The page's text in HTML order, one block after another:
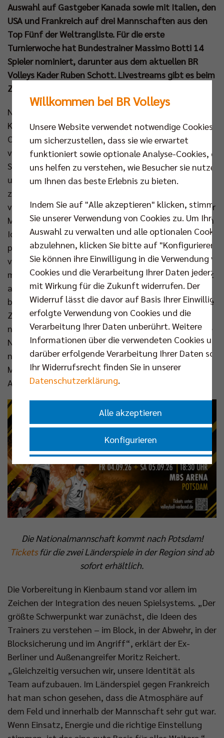
Auswahl auf Gastgeber Kanada sowie mit Italien, den
USA und Frankreich auf drei Mannschaften aus den
Top Fünf der Weltrangliste. Für die erste
Turnierwoche hat Bundestrainer Massimo Botti 14
Spieler nominiert, darunter aus dem aktuellen BR
Volleys Kader Ruben Schott. Livestreams gibt es beim
ZDF und bei volleyballworld.tv.
Nach mehreren intensiven Vorbereitungswochen in
Kienbaum und dem erfolgreichen Test gegen
Olympiasieger Frankreich reist die Mannschaft mit
viel Motivation und Zuversicht nach Nordamerika.
Seit Mitte Mai arbeiten die DVV-Männer erstmals
unter der Leitung von Bundestrainer Massimo Botti
zusammen. Für den Italiener standen in den
vergangenen Wochen vor allem das Kennenlernen der
Mannschaft und die Entwicklung einer gemeinsamen
Identität im Fokus. „Mein erster Eindruck ist sehr
positiv. Die Spieler arbeiten gerne zusammen und
verbringen auch außerhalb des Feldes gerne Zeit
miteinander. Das ist die Grundlage, um eine Identität
als Team zu entwickeln“, sagt Botti. Gleichzeitig
betont der neue Bundestrainer, dass die gemeinsame
Zeit bislang noch begrenzt gewesen sei: „Wir hatten
nicht viel Zeit zur Vorbereitung, aber das gilt für alle
Nationalteams. Deshalb wollen wir die ersten Spiele
nutzen, um unser Niveau mit den besten
Mannschaften der Welt zu vergleichen und den
Abstand Schritt für Schritt zu verkleinern.“
Die Nationalmannschaft kommt nach Potsdam!
Tickets für die zwei Länderspiele in der Region sind ab
sofort erhältlich.
Die Vorbereitung in Kienbaum stand vor allem im
Zeichen der Integration des neuen Spielsystems. „Der
größte Schwerpunkt war zunächst, die Ideen des
Trainers zu verstehen – im Block, in der Abwehr, in der
Blocksicherung und im Angriff“, erklärt der Ex-
Berliner und Außenangreifer Moritz Reichert.
„Gleichzeitig versuchen wir, unsere Identität als
Team aufzubauen. Im Länderspiel gegen Frankreich
hat man schon gesehen, dass die Atmosphäre auf
dem Feld und innerhalb der Mannschaft sehr gut war.
Wenn Einsatz, Energie und die richtige Einstellung
Willkommen bei BR Volleys
Unsere Website verwendet notwendige Cookies,
um sicherzustellen, dass sie wie erwartet
funktioniert sowie optionale Analyse-Cookies, die
uns helfen zu verstehen, wie Besucher sie nutzen,
um Ihnen das beste Erlebnis zu bieten.
Indem Sie auf "Alle akzeptieren" klicken, stimmen
Sie unserer Verwendung von Cookies zu. Um Ihre
Auswahl zu verwalten und alle optionalen Cookies
abzulehnen, klicken Sie bitte auf "Konfigurieren".
Sie können ihre Einwilligung in die Verwendung
Cookies und die Verarbeitung Ihrer Daten
mit Wirkung für die Zukunft widerrufen. Der
Widerruf lässt die davor auf Basis Ihrer
erfolgte Verwendung von Cookies und die
Verarbeitung Ihrer Daten unberührt. Weitere
Informationen über die verwendeten Cookies und
darüber erfolgende Verarbeitung Ihrer Daten
Ihr Widerrufsrecht finden Sie in unserer
Datenschutzerklärung.
Alle akzeptieren
Konfigurieren
Nur essenzielle Cookies akzeptieren
Impressum|Datenschutzerklärung